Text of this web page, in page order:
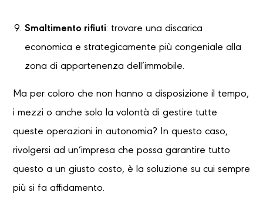
Smaltimento rifiuti: trovare una discarica
economica e strategicamente più congeniale alla
zona di appartenenza dell’immobile.
Ma per coloro che non hanno a disposizione il tempo,
i mezzi o anche solo la volontà di gestire tutte
queste operazioni in autonomia? In questo caso,
rivolgersi ad un’impresa che possa garantire tutto
questo a un giusto costo, è la soluzione su cui sempre
più si fa affidamento.